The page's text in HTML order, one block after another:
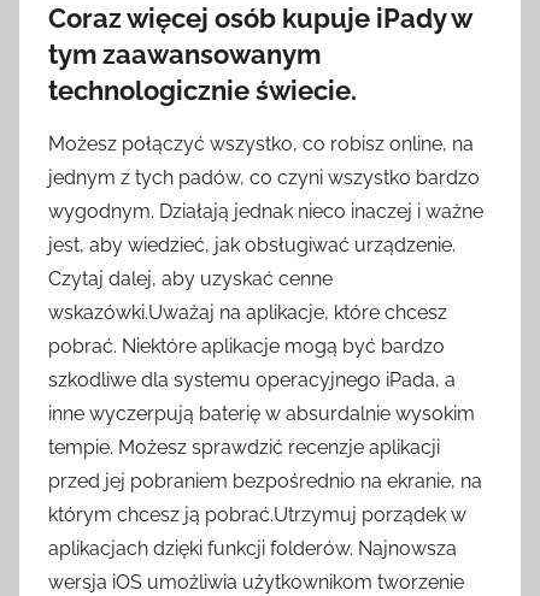
Coraz więcej osób kupuje iPady w
tym zaawansowanym
technologicznie świecie.
Możesz połączyć wszystko, co robisz online, na
jednym z tych padów, co czyni wszystko bardzo
wygodnym. Działają jednak nieco inaczej i ważne
jest, aby wiedzieć, jak obsługiwać urządzenie.
Czytaj dalej, aby uzyskać cenne
wskazówki.Uważaj na aplikacje, które chcesz
pobrać. Niektóre aplikacje mogą być bardzo
szkodliwe dla systemu operacyjnego iPada, a
inne wyczerpują baterię w absurdalnie wysokim
tempie. Możesz sprawdzić recenzje aplikacji
przed jej pobraniem bezpośrednio na ekranie, na
którym chcesz ją pobrać.Utrzymuj porządek w
aplikacjach dzięki funkcji folderów. Najnowsza
wersja iOS umożliwia użytkownikom tworzenie